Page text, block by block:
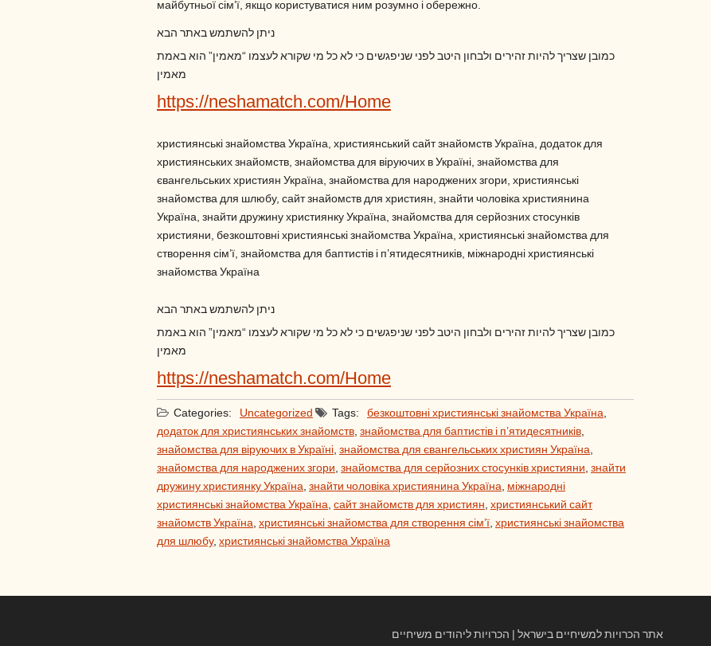
майбутньої сім’ї, якщо користуватися ним розумно і обережно.
ניתן להשתמש באתר הבא
כמובן שצריך להיות זהירים ולבחון היטב לפני שניפגשים כי לא כל מי שקורא לעצמו “מאמין” הוא באמת
מאמין
https://neshamatch.com/Home
християнські знайомства Україна, християнський сайт знайомств Україна, додаток для
християнських знайомств, знайомства для віруючих в Україні, знайомства для
євангельських християн Україна, знайомства для народжених згори, християнські
знайомства для шлюбу, сайт знайомств для християн, знайти чоловіка християнина
Україна, знайти дружину християнку Україна, знайомства для серйозних стосунків
християни, безкоштовні християнські знайомства Україна, християнські знайомства для
створення сім’ї, знайомства для баптистів і п’ятидесятників, міжнародні християнські
знайомства Україна
ניתן להשתמש באתר הבא
כמובן שצריך להיות זהירים ולבחון היטב לפני שניפגשים כי לא כל מי שקורא לעצמו “מאמין” הוא באמת
מאמין
https://neshamatch.com/Home
Categories: Uncategorized Tags: безкоштовні християнські знайомства Україна,
додаток для християнських знайомств, знайомства для баптистів і п’ятидесятників,
знайомства для віруючих в Україні, знайомства для євангельських християн Україна,
знайомства для народжених згори, знайомства для серйозних стосунків християни, знайти
дружину християнку Україна, знайти чоловіка християнина Україна, міжнародні
християнські знайомства Україна, сайт знайомств для християн, християнський сайт
знайомств Україна, християнські знайомства для створення сім’ї, християнські знайомства
для шлюбу, християнські знайомства Україна
אתר הכרויות למשיחיים בישראל | הכרויות ליהודים משיחיים